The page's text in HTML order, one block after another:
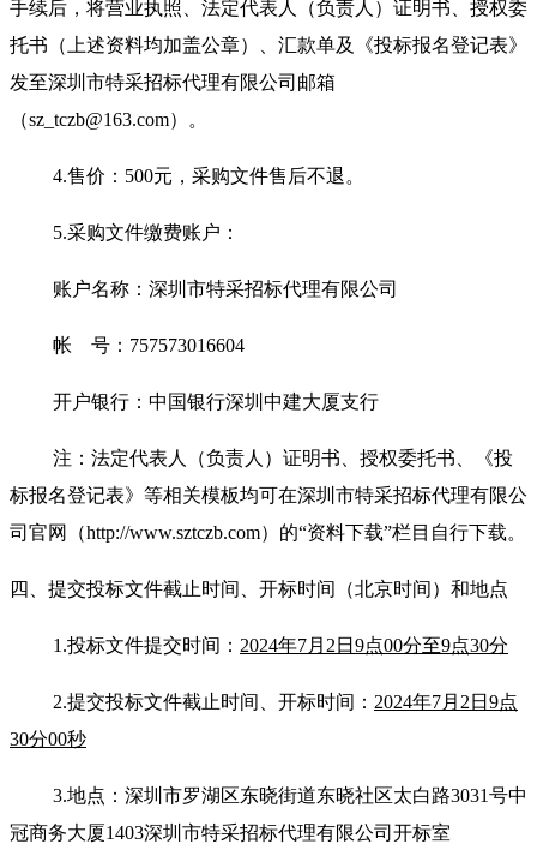
手续后，将营业执照、法定代表人（负责人）证明书、授权委
托书（上述资料均加盖公章）、汇款单及《投标报名登记表》
发至深圳市特采招标代理有限公司邮箱
（sz_tczb@163.com）。
4.售价：500元，采购文件售后不退。
5.采购文件缴费账户：
账户名称：深圳市特采招标代理有限公司
帐 号： 757573016604
开户银行：中国银行深圳中建大厦支行
注：法定代表人（负责人）证明书、授权委托书、《投
标报名登记表》等相关模板均可在深圳市特采招标代理有限公
司官网（http://www.sztczb.com）的“资料下载”栏目自行下载。
四、提交投标文件截止时间、开标时间 （北京时间） 和地点
1 .投标文件提交时间： 2024年7月 2 日 9点00分至9点30分
2.提交投标文件截止时间 、开标时间： 2024年7月 2 日 9点
30分00秒
3.地点：深圳市罗湖区东晓街道东晓社区太白路3031号中
冠商务大厦1403深圳市特采招标代理有限公司开标室